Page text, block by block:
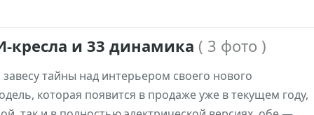
кресла и 33 динамика ( 3 фото )
тайны над интерьером своего нового
которая появится в продаже уже в текущем году,